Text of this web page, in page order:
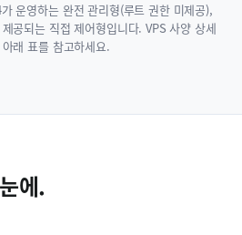
운영하는 완전 관리형(루트 권한 미제공),
공되는 직접 제어형입니다. VPS 사양 상세
래 표를 참고하세요.
에.